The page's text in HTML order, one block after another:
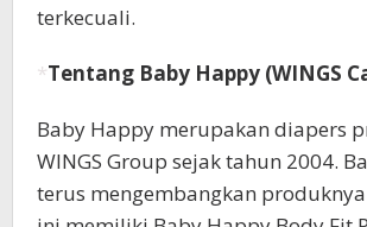
terkecuali.
*Tentang Baby Happy (WINGS
Baby Happy merupakan diapers
WINGS Group sejak tahun 2004.
terus mengembangkan